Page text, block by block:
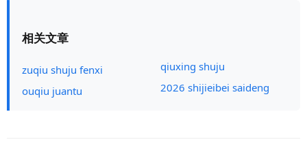
相关文章
zuqiu shuju fenxi
ouqiu juantu
qiuxing shuju
2026 shijieibei saideng